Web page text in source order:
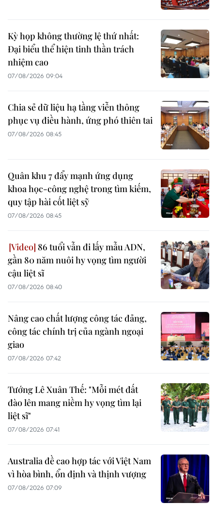
Kỳ họp không thường lệ thứ nhất:
Đại biểu thể hiện tinh thần trách
nhiệm cao
07/08/2026 09:04
Chia sẻ dữ liệu hạ tầng viễn thông
phục vụ điều hành, ứng phó thiên tai
07/08/2026 08:45
Quân khu 7 đẩy mạnh ứng dụng
khoa học-công nghệ trong tìm kiếm,
quy tập hài cốt liệt sỹ
07/08/2026 08:45
86 tuổi vẫn đi lấy mẫu ADN,
gần 80 năm nuôi hy vọng tìm người
cậu liệt sĩ
07/08/2026 08:40
Nâng cao chất lượng công tác đảng,
công tác chính trị của ngành ngoại
giao
07/08/2026 07:42
Tướng Lê Xuân Thế: "Mỗi mét đất
đào lên mang niềm hy vọng tìm lại
liệt sĩ"
07/08/2026 07:41
Australia đề cao hợp tác với Việt Nam
vì hòa bình, ổn định và thịnh vượng
07/08/2026 07:09